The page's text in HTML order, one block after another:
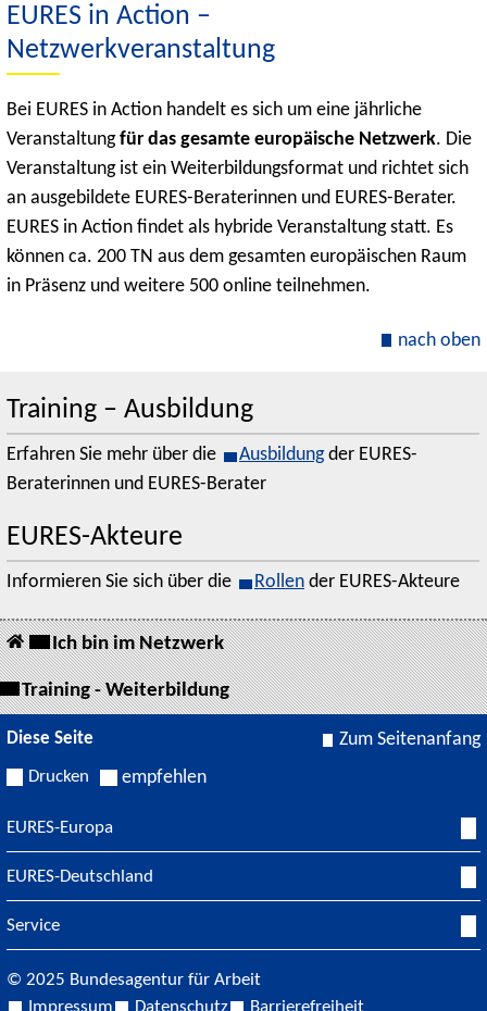
EURES in Action –
Netzwerkveranstaltung
Bei EURES in Action handelt es sich um eine jährliche
Veranstaltungfür das gesamte europäische Netzwerk. Die
Veranstaltung ist ein Weiterbildungsformat und richtet sich
an ausgebildete EURES-Beraterinnen und EURES-Berater.
EURES in Action findet als hybride Veranstaltung statt. Es
können ca. 200 TN aus dem gesamten europäischen Raum
in Präsenz und weitere 500 online teilnehmen.
nach oben
Training – Ausbildung
Erfahren Sie mehr über die Ausbildungder EURES-
Beraterinnen und EURES-Berater
EURES-Akteure
Informieren Sie sich über die Rollen der EURES-Akteure
Ich bin im Netzwerk
Training - Weiterbildung
Diese Seite
Drucken empfehlen
Zum Seitenanfang
EURES-Europa
EURES-Deutschland
Service
© 2025 Bundesagentur für Arbeit